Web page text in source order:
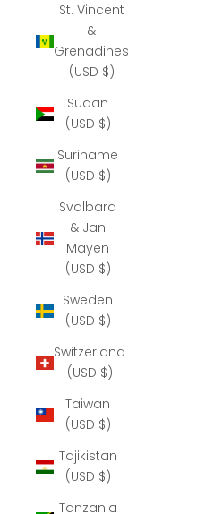
St. Vincent
&
Grenadines
(USD $)
Sudan
(USD $)
Suriname
(USD $)
Svalbard
& Jan
Mayen
(USD $)
Sweden
(USD $)
Switzerland
(USD $)
Taiwan
(USD $)
Tajikistan
(USD $)
Tanzania